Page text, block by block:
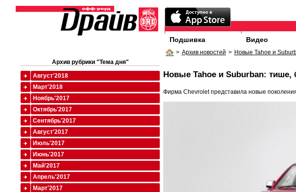
Подшивка Видео
> Архив новостей > Новые Tahoe и
Новые Tahoe и Suburban: тише,
Фирма Chevrolet представила новые
Архив рубрики "Тема дня"
Август'2018
Март'2018
Ноябрь'2017
Октябрь'2017
Сентябрь'2017
Август'2017
Июль'2017
Июнь'2017
Май'2017
Апрель'2017
Март'2017